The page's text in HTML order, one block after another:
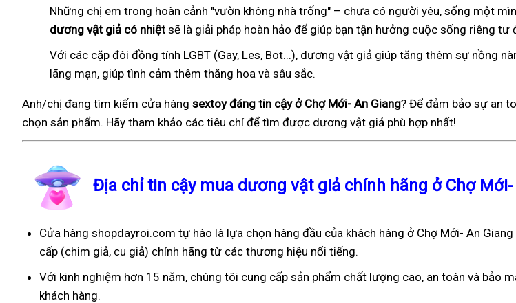
Những chị em trong hoàn cảnh "vườn không nhà trống" – chưa có người yêu, sống một
dương vật giả có nhiệt sẽ là giải pháp hoàn hảo để giúp bạn tận hưởng cuộc sống riêng tư
Với các cặp đôi đồng tính LGBT (Gay, Les, Bot...), dương vật giả giúp tăng thêm sự nồng
lãng mạn, giúp tình cảm thêm thăng hoa và sâu sắc.
Anh/chị đang tìm kiếm cửa hàng sextoy đáng tin cậy ở Chợ Mới- An Giang? Để đảm bảo sự an
chọn sản phẩm. Hãy tham khảo các tiêu chí để tìm được dương vật giả phù hợp nhất!
Địa chỉ tin cậy mua dương vật giả chính hãng ở Chợ Mới-
Cửa hàng shopdayroi.com tự hào là lựa chọn hàng đầu của khách hàng ở Chợ Mới- An
cấp (chim giả, cu giả) chính hãng từ các thương hiệu nổi tiếng.
Với kinh nghiệm hơn 15 năm, chúng tôi cung cấp sản phẩm chất lượng cao, an toàn và bảo
khách hàng.